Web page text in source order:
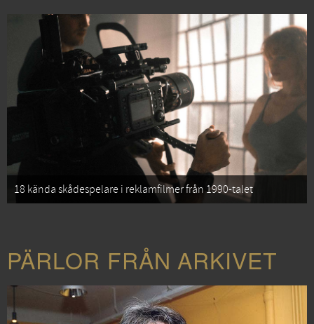
18 kända skådespelare i reklamfilmer från 1990-talet
PÄRLOR FRÅN ARKIVET